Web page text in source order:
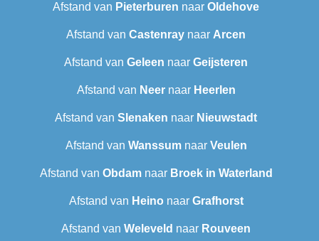
Afstand van Pieterburen naar Oldehove
Afstand van Castenray naar Arcen
Afstand van Geleen naar Geijsteren
Afstand van Neernaar Heerlen
Afstand van Slenaken naar Nieuwstadt
Afstand van Wanssumnaar Veulen
Afstand van Obdamnaar Broek in Waterland
Afstand van Heino naar Grafhorst
Afstand van Weleveld naar Rouveen